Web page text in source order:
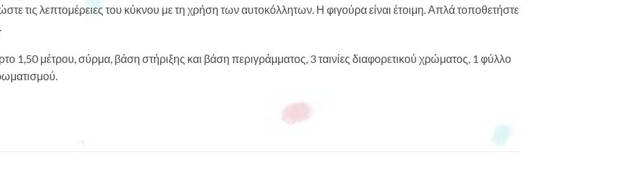
τις λεπτομέρειες του κύκνου με τη χρήση των αυτοκόλλητων. Η φιγούρα είναι έτοιμη. Απλά τοποθετήστε
1,50 μέτρου, σύρμα, βάση στήριξης και βάση περιγράμματος, 3 ταινίες διαφορετικού χρώματος, 1 φύλλο